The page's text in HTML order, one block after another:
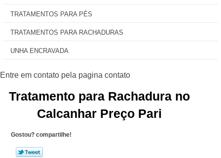
TRATAMENTOS PARA PÉS
TRATAMENTOS PARA RACHADURAS
UNHA ENCRAVADA
Tratamento para Rachadura no
Calcanhar Preço Pari
Gostou? compartilhe!